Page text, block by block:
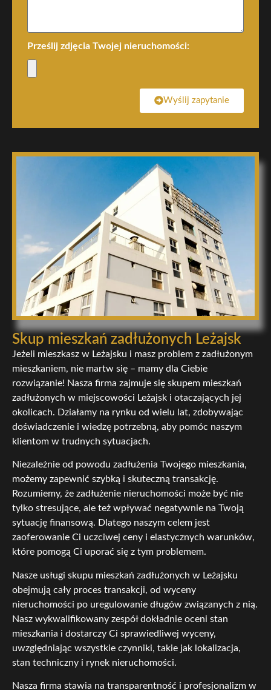
Prześlij zdjęcia Twojej nieruchomości:
Wyślij zapytanie
Skup mieszkań zadłużonych Leżajsk
Jeżeli mieszkasz w Leżajsku i masz problem z zadłużonym
mieszkaniem, nie martw się – mamy dla Ciebie
rozwiązanie! Nasza firma zajmuje się skupem mieszkań
zadłużonych w miejscowości Leżajsk i otaczających jej
okolicach. Działamy na rynku od wielu lat, zdobywając
doświadczenie i wiedzę potrzebną, aby pomóc naszym
klientom w trudnych sytuacjach.
Niezależnie od powodu zadłużenia Twojego mieszkania,
możemy zapewnić szybką i skuteczną transakcję.
Rozumiemy, że zadłużenie nieruchomości może być nie
tylko stresujące, ale też wpływać negatywnie na Twoją
sytuację finansową. Dlatego naszym celem jest
zaoferowanie Ci uczciwej ceny i elastycznych warunków,
które pomogą Ci uporać się z tym problemem.
Nasze usługi skupu mieszkań zadłużonych w Leżajsku
obejmują cały proces transakcji, od wyceny
nieruchomości po uregulowanie długów związanych z nią.
Nasz wykwalifikowany zespół dokładnie oceni stan
mieszkania i dostarczy Ci sprawiedliwej wyceny,
uwzględniając wszystkie czynniki, takie jak lokalizacja,
stan techniczny i rynek nieruchomości.
Nasza firma stawia na transparentność i profesjonalizm w